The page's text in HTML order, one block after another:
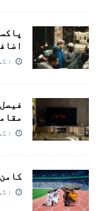
اگست
اگست
اگست